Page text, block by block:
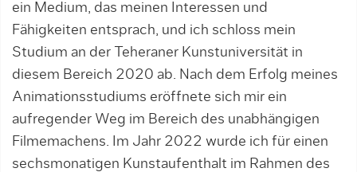
ein Medium, das meinen Interessen und
Fähigkeiten entsprach, und ich schloss mein
Studium an der Teheraner Kunstuniversität in
diesem Bereich 2020 ab. Nach dem Erfolg meines
Animationsstudiums eröffnete sich mir ein
aufregender Weg im Bereich des unabhängigen
Filmemachens. Im Jahr 2022 wurde ich für einen
sechsmonatigen Kunstaufenthalt im Rahmen des